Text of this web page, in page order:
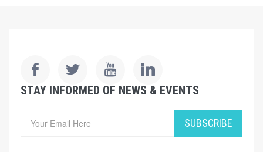
STAY INFORMED OF NEWS & EVENTS
SUBSCRIBE